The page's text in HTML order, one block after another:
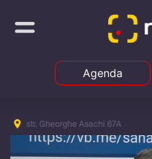
Agenda
str. Gheorghe Asachi 67A